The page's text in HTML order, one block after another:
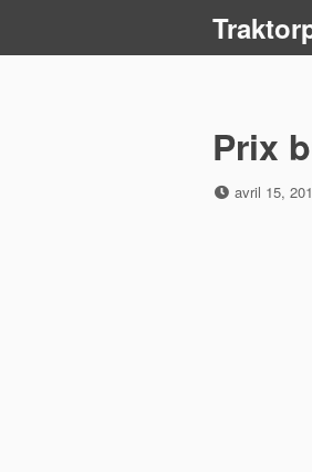
Prix
Posted
avril 15,